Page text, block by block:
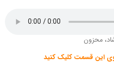
محزون
این قسمت کلیک کنید